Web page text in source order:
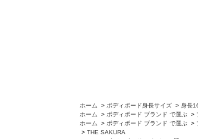
ホーム > ボディボード身長サイズ > 身長
ホーム
> ボディボード ブランド で選ぶ >
ホーム
> ボディボード ブランド で選ぶ >
> THE SAKURA